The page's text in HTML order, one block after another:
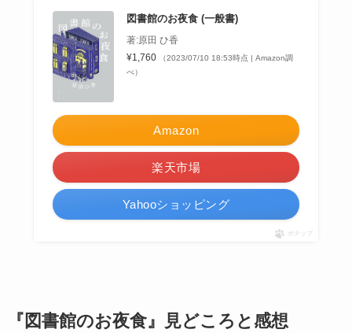
図書館のお夜食 (一般書)
著:原田 ひ香
¥1,760
（2023/07/10 18:53時点 | Amazon調
べ）
Amazon
楽天市場
Yahooショッピング
ポチップ
『図書館のお夜食』見どころと感想